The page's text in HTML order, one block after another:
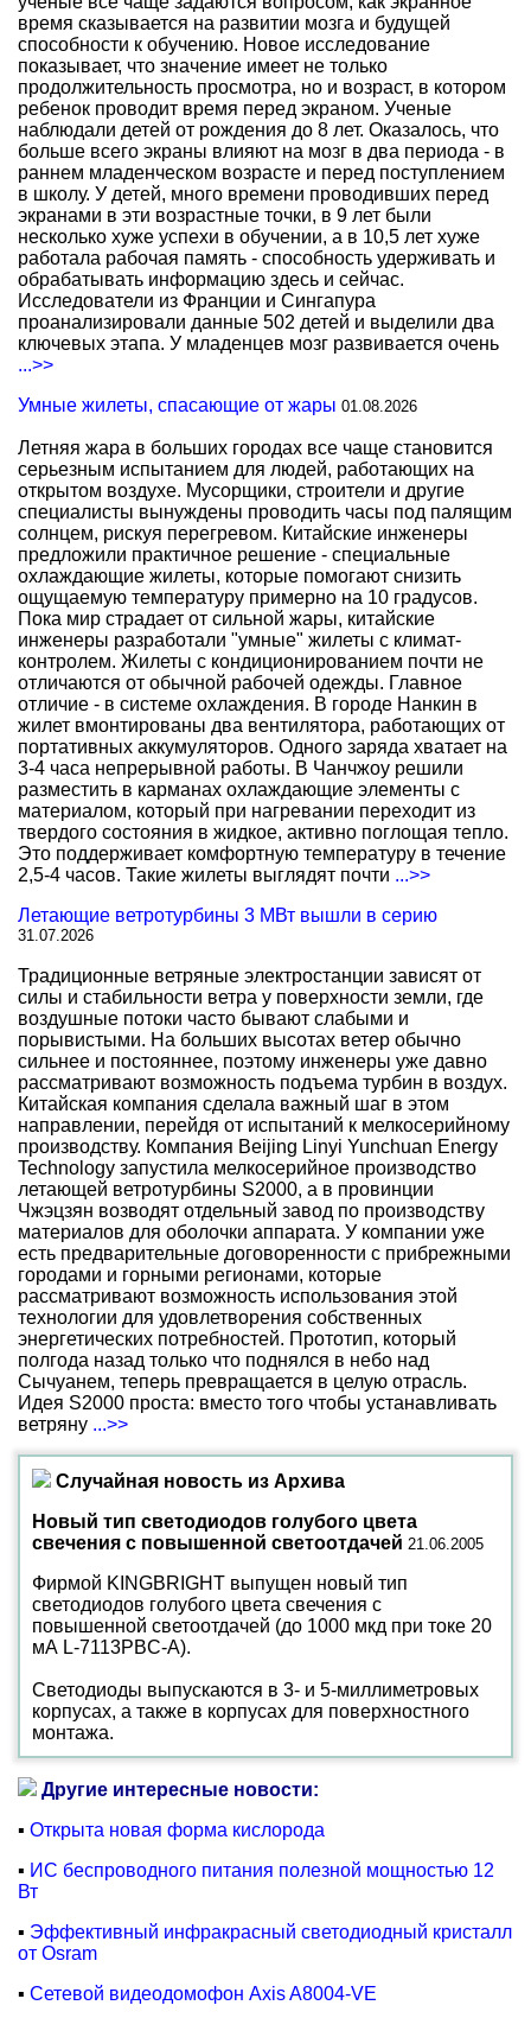
время сказывается на развитии мозга и будущей
способности к обучению. Новое исследование
показывает, что значение имеет не только
продолжительность просмотра, но и возраст, в котором
ребенок проводит время перед экраном. Ученые
наблюдали детей от рождения до 8 лет. Оказалось, что
больше всего экраны влияют на мозг в два периода - в
раннем младенческом возрасте и перед поступлением
в школу. У детей, много времени проводивших перед
экранами в эти возрастные точки, в 9 лет были
несколько хуже успехи в обучении, а в 10,5 лет хуже
работала рабочая память - способность удерживать и
обрабатывать информацию здесь и сейчас.
Исследователи из Франции и Сингапура
проанализировали данные 502 детей и выделили два
ключевых этапа. У младенцев мозг развивается очень
...>>
Умные жилеты, спасающие от жары 01.08.2026
Летняя жара в больших городах все чаще становится
серьезным испытанием для людей, работающих на
открытом воздухе. Мусорщики, строители и другие
специалисты вынуждены проводить часы под палящим
солнцем, рискуя перегревом. Китайские инженеры
предложили практичное решение - специальные
охлаждающие жилеты, которые помогают снизить
ощущаемую температуру примерно на 10 градусов.
Пока мир страдает от сильной жары, китайские
инженеры разработали "умные" жилеты с климат-
контролем. Жилеты с кондиционированием почти не
отличаются от обычной рабочей одежды. Главное
отличие - в системе охлаждения. В городе Нанкин в
жилет вмонтированы два вентилятора, работающих от
портативных аккумуляторов. Одного заряда хватает на
3-4 часа непрерывной работы. В Чанчжоу решили
разместить в карманах охлаждающие элементы с
материалом, который при нагревании переходит из
твердого состояния в жидкое, активно поглощая тепло.
Это поддерживает комфортную температуру в течение
2,5-4 часов. Такие жилеты выглядят почти ...>>
Летающие ветротурбины 3 МВт вышли в серию
31.07.2026
Традиционные ветряные электростанции зависят от
силы и стабильности ветра у поверхности земли, где
воздушные потоки часто бывают слабыми и
порывистыми. На больших высотах ветер обычно
сильнее и постояннее, поэтому инженеры уже давно
рассматривают возможность подъема турбин в воздух.
Китайская компания сделала важный шаг в этом
направлении, перейдя от испытаний к мелкосерийному
производству. Компания Beijing Linyi Yunchuan Energy
Technology запустила мелкосерийное производство
летающей ветротурбины S2000, а в провинции
Чжэцзян возводят отдельный завод по производству
материалов для оболочки аппарата. У компании уже
есть предварительные договоренности с прибрежными
городами и горными регионами, которые
рассматривают возможность использования этой
технологии для удовлетворения собственных
энергетических потребностей. Прототип, который
полгода назад только что поднялся в небо над
Сычуанем, теперь превращается в целую отрасль.
Идея S2000 проста: вместо того чтобы устанавливать
ветряну ...>>
Случайная новость из Архива
Новый тип светодиодов голубого цвета
свечения с повышенной светоотдачей 21.06.2005
Фирмой KINGBRIGHT выпущен новый тип
светодиодов голубого цвета свечения с
повышенной светоотдачей (до 1000 мкд при токе 20
мА L-7113PBC-A).
Светодиоды выпускаются в 3- и 5-миллиметровых
корпусах, а также в корпусах для поверхностного
монтажа.
Другие интересные новости:
▪ Открыта новая форма кислорода
▪ ИС беспроводного питания полезной мощностью 12
Вт
▪ Эффективный инфракрасный светодиодный кристалл
от Osram
▪ Сетевой видеодомофон Axis A8004-VE